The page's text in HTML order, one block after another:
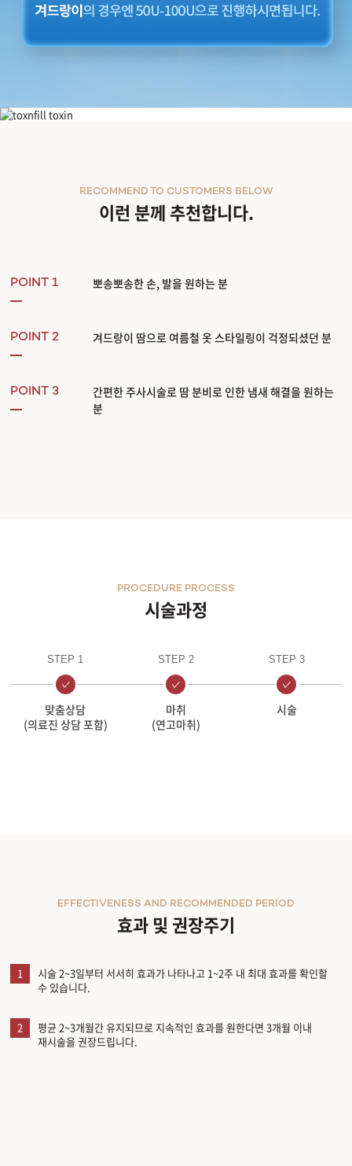
이런 분께 추천합니다.
RECOMMEND TO CUSTOMERS BELOW
POINT 1 뽀송뽀송한 손, 발을 원하는 분
POINT 2 겨드랑이 땀으로 여름철 옷 스타일링이 걱정되셨던 분
POINT 3
간편한 주사시술로 땀 분비로 인한 냄새 해결을 원하는
분
시술과정
PROCEDURE PROCESS
STEP 1
맞춤상담
(의료진 상담 포함)
STEP 2
마취
(연고마취)
STEP 3
시술
효과 및 권장주기
EFFECTIVENESS AND RECOMMENDED PERIOD
1
시술 2~3일부터 서서히 효과가 나타나고 1~2주 내 최대 효과를 확인할
수 있습니다.
2
평균 2~3개월간 유지되므로 지속적인 효과를 원한다면 3개월 이내
재시술을 권장드립니다.